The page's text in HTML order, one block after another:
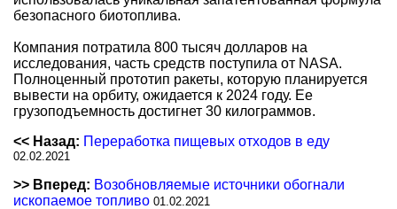
безопасного биотоплива.
Компания потратила 800 тысяч долларов на
исследования, часть средств поступила от NASA.
Полноценный прототип ракеты, которую планируется
вывести на орбиту, ожидается к 2024 году. Ее
грузоподъемность достигнет 30 килограммов.
<< Назад: Переработка пищевых отходов в еду
02.02.2021
>> Вперед: Возобновляемые источники обогнали
ископаемое топливо 01.02.2021